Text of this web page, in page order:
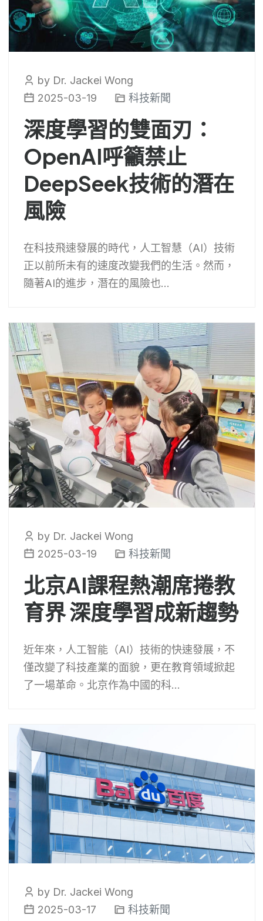
by Dr. Jackei Wong
2025-03-19
科技新聞
深度學習的雙面刃：
OpenAI呼籲禁止
DeepSeek技術的潛在
風險
在科技飛速發展的時代，人工智慧（AI）技術
正以前所未有的速度改變我們的生活。然而，
隨著AI的進步，潛在的風險也...
by Dr. Jackei Wong
2025-03-19
科技新聞
北京AI課程熱潮席捲教
育界 深度學習成新趨勢
近年來，人工智能（AI）技術的快速發展，不
僅改變了科技產業的面貌，更在教育領域掀起
了一場革命。北京作為中國的科...
by Dr. Jackei Wong
2025-03-17
科技新聞